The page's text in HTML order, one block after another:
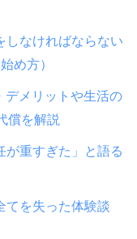
しなければならない
め方）
デメリットや生活の
償を解説
が重すぎた」と語る
てを失った体験談